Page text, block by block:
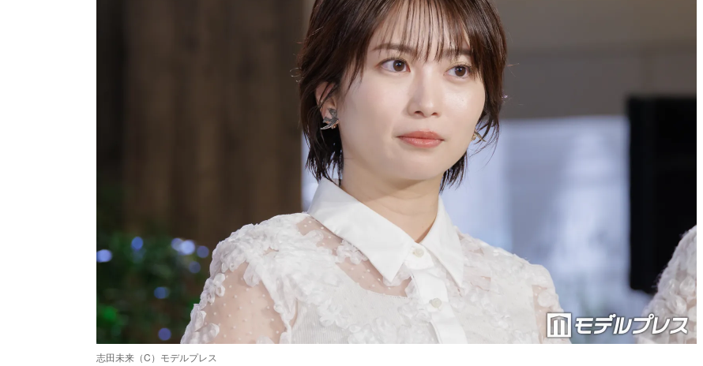
志田未来（C）モデルプレス